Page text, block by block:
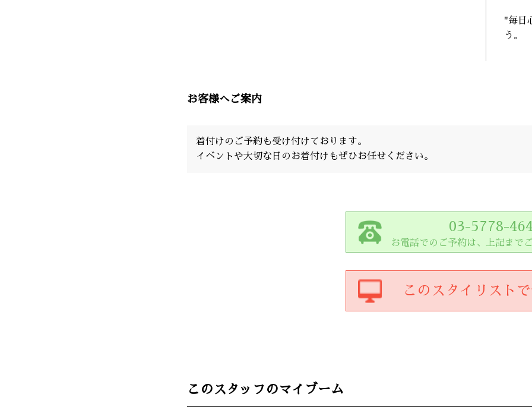
"毎日
う。
お客様へご案内
着付けのご予約も受け付けております。
イベントや大切な日のお着付けもぜひお任せください。
03-5778-
お電話でのご予約は、上記まで
この スタイリスト
このスタッフのマイブーム